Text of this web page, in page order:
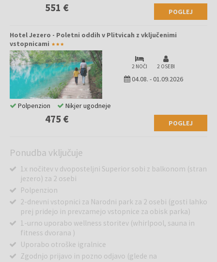
551 € POGLEJ
Hotel Jezero - Poletni oddih v Plitvicah z vključenimi
vstopnicami
2 NOČI 2 OSEBI
04.08. -01.09.2026
475 € POGLEJ
Polpenzion Nikjer ugodneje
Ponudba vključuje
1x nočitev v dvoposteljni Superior sobi z balkonom (stran
jezero) za 2 osebi
Polpenzion
2-dnevni vstopnici za Narodni park za 2 osebi (gosti lahko
prej pridejo in prevzamejo vstopnice za obisk parka)
1-urno uporabo wellness storitev (whirlpool, sauna in
fitness dvorana )
Uporabo otroške igralnice
Zgodnjo prijavo in pozno odjavo (glede na